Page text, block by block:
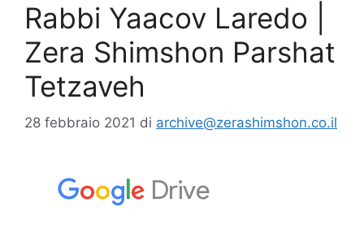
Rabbi Yaacov Laredo |
Zera Shimshon Parshat
Tetzaveh
28 febbraio 2021 di archive@zerashimshon.co.il